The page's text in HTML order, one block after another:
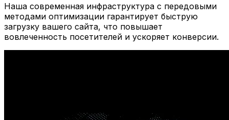
Наша современная инфраструктура с передовыми
методами оптимизации гарантирует быструю
загрузку вашего сайта, что повышает
вовлеченность посетителей и ускоряет конверсии.